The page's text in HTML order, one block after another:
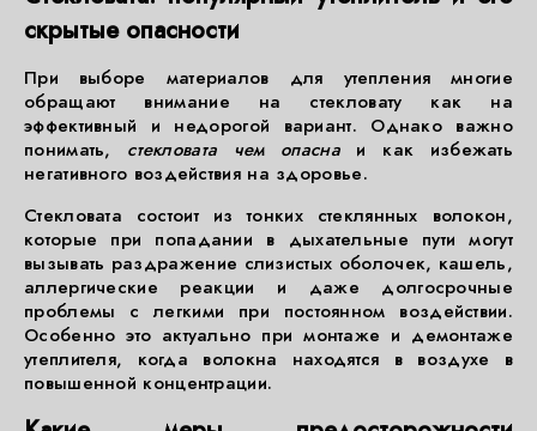
скрытые опасности
При выборе материалов для утепления многие
обращают внимание на стекловату как на
эффективный и недорогой вариант. Однако важно
понимать, стекловата чем опаснаи как избежать
негативного воздействия на здоровье.
Стекловата состоит из тонких стеклянных волокон,
которые при попадании в дыхательные пути могут
вызывать раздражение слизистых оболочек, кашель,
аллергические реакции и даже долгосрочные
проблемы с легкими при постоянном воздействии.
Особенно это актуально при монтаже и демонтаже
утеплителя, когда волокна находятся в воздухе в
повышенной концентрации.